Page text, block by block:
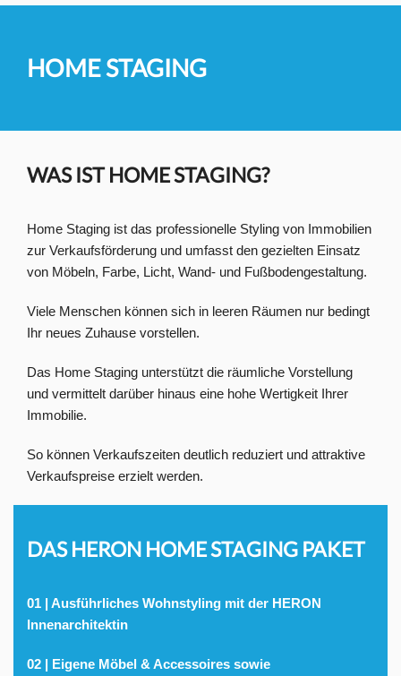
HOME STAGING
WAS IST HOME STAGING?
Home Staging ist das professionelle Styling von Immobilien
zur Verkaufsförderung und umfasst den gezielten Einsatz
von Möbeln, Farbe, Licht, Wand- und Fußbodengestaltung.
Viele Menschen können sich in leeren Räumen nur bedingt
Ihr neues Zuhause vorstellen.
Das Home Staging unterstützt die räumliche Vorstellung
und vermittelt darüber hinaus eine hohe Wertigkeit Ihrer
Immobilie.
So können Verkaufszeiten deutlich reduziert und attraktive
Verkaufspreise erzielt werden.
DAS HERON HOME STAGING PAKET
01 | Ausführliches Wohnstyling mit der HERON
Innenarchitektin
02 | Eigene Möbel & Accessoires sowie